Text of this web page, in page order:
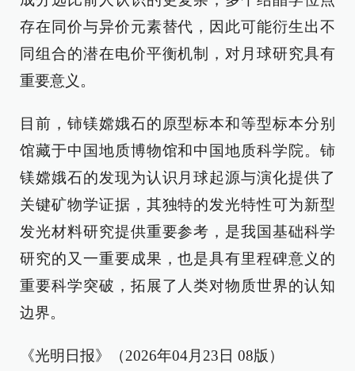
存在同价与异价元素替代，因此可能衍生出不
同组合的潜在电价平衡机制，对月球研究具有
重要意义。
目前，铈镁嫦娥石的原型标本和等型标本分别
馆藏于中国地质博物馆和中国地质科学院。铈
镁嫦娥石的发现为认识月球起源与演化提供了
关键矿物学证据，其独特的发光特性可为新型
发光材料研究提供重要参考，是我国基础科学
研究的又一重要成果，也是具有里程碑意义的
重要科学突破，拓展了人类对物质世界的认知
边界。
《光明日报》（2026年04月23日 08版）